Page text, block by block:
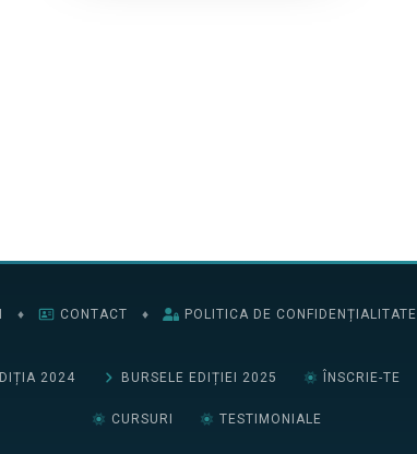
♦ CONTACT ♦ POLITICA DE CONFIDENȚIALITATE
2024 BURSELE EDIȚIEI 2025 ÎNSCRIE-TE
CURSURI TESTIMONIALE